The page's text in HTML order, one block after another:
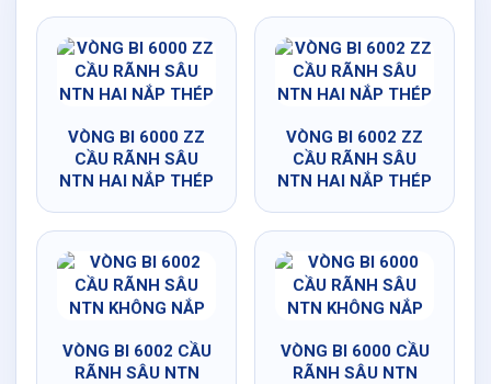
VÒNG BI 6000 ZZ
CẦU RÃNH SÂU
NTN HAI NẮP THÉP
VÒNG BI 6002 ZZ
CẦU RÃNH SÂU
NTN HAI NẮP THÉP
VÒNG BI 6002 CẦU
RÃNH SÂU NTN
VÒNG BI 6000 CẦU
RÃNH SÂU NTN